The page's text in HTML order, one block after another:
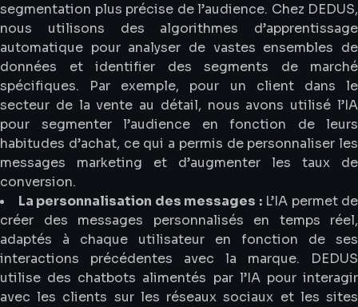
segmentation plus précise de l’audience. Chez DEDUS,
nous utilisons des algorithmes d’apprentissage
automatique pour analyser de vastes ensembles de
données et identifier des segments de marché
spécifiques. Par exemple, pour un client dans le
secteur de la vente au détail, nous avons utilisé l’IA
pour segmenter l’audience en fonction de leurs
habitudes d’achat, ce qui a permis de personnaliser les
messages marketing et d’augmenter les taux de
conversion.
La personnalisation des messages :L’IA permet de
créer des messages personnalisés en temps réel,
adaptés à chaque utilisateur en fonction de ses
interactions précédentes avec la marque. DEDUS
utilise des chatbots alimentés par l’IA pour interagir
avec les clients sur les réseaux sociaux et les sites